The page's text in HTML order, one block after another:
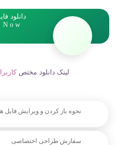
دانلود
لینک دانلود مختص
نحوه باز کردن و ویرایش فایل
سفارش طراحی اختصاصی